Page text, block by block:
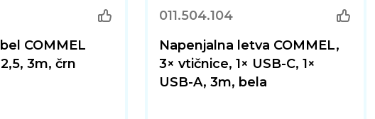
COMMEL
3m, črn
011.504.104
Napenjalna letva COMMEL,
3× vtičnice, 1× USB-C, 1×
USB-A, 3m, bela